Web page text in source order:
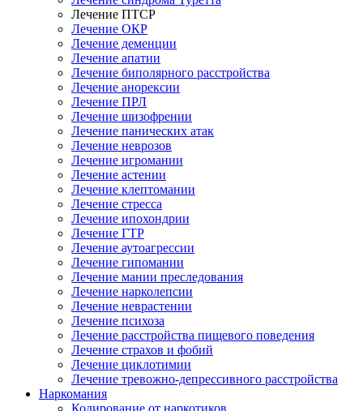
Лечение ПТСР
Лечение ОКР
Лечение деменции
Лечение апатии
Лечение биполярного расстройства
Лечение анорексии
Лечение ПРЛ
Лечение шизофрении
Лечение панических атак
Лечение неврозов
Лечение игромании
Лечение астении
Лечение клептомании
Лечение стресса
Лечение ипохондрии
Лечение ГТР
Лечение аутоагрессии
Лечение гипомании
Лечение мании преследования
Лечение нарколепсии
Лечение неврастении
Лечение психоза
Лечение расстройства пищевого поведения
Лечение страхов и фобий
Лечение циклотимии
Лечение тревожно-депрессивного расстройства
Наркомания
Кодирование от наркотиков